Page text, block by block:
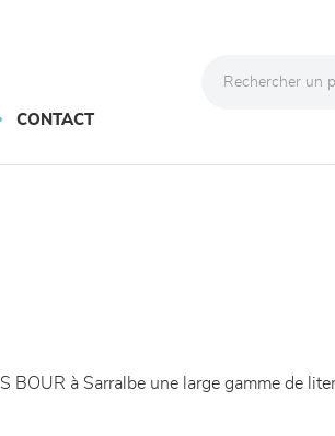
CONTACT
à Sarralbe une large gamme de